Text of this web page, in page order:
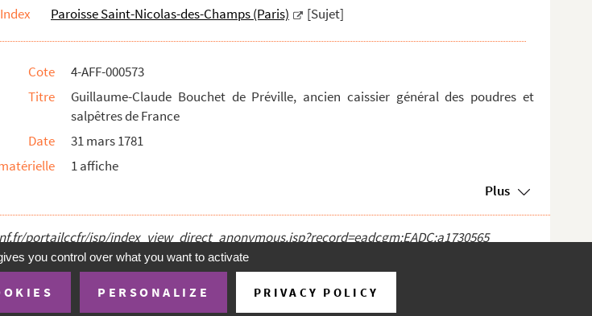
chambre des comptes de Paris
chambre des comptes de Paris
Index
Paroisse Saint-Nicolas-des-Champs (Paris) [Sujet]
Cote
4-AFF-000573
Titre
Guillaume-Claude Bouchet de Préville, ancien caissier général des poudres et
salpêtres de France
Date
31 mars 1781
1 affiche
Plus
portailccfr/jsp/index_view_direct_anonymous.jsp?record=eadcgm:EADC:a1730565
Accessibilité (non conforme) Conditions d'utilisation À propos Contact
you control over what you want to activate
PERSONALIZE PRIVACY POLICY